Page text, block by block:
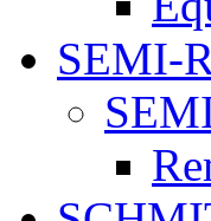
SEMI-